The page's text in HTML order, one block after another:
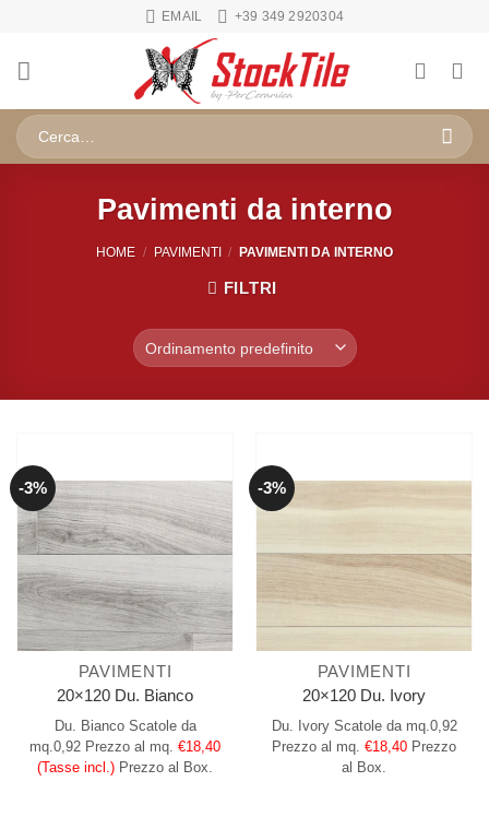
contenuti
EMAIL +39 349 2920304
Cerca:
Pavimenti da interno
HOME / PAVIMENTI / PAVIMENTI DA INTERNO
FILTRI
-3%
PAVIMENTI
20×120 Du. Bianco
Du. Bianco Scatole da
mq.0,92 Prezzo al mq. €18,40
(Tasse incl.) Prezzo al Box.
-3%
PAVIMENTI
20×120 Du. Ivory
Du. Ivory Scatole da mq.0,92
Prezzo al mq. €18,40 Prezzo
al Box.